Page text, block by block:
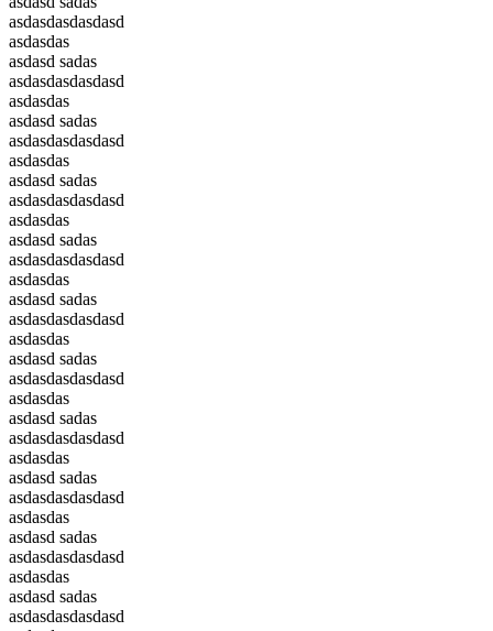
asdasdasdasdasd
asdasdas
asdasd sadas
asdasdasdasdasd
asdasdas
asdasd sadas
asdasdasdasdasd
asdasdas
asdasd sadas
asdasdasdasdasd
asdasdas
asdasd sadas
asdasdasdasdasd
asdasdas
asdasd sadas
asdasdasdasdasd
asdasdas
asdasd sadas
asdasdasdasdasd
asdasdas
asdasd sadas
asdasdasdasdasd
asdasdas
asdasd sadas
asdasdasdasdasd
asdasdas
asdasd sadas
asdasdasdasdasd
asdasdas
asdasd sadas
asdasdasdasdasd